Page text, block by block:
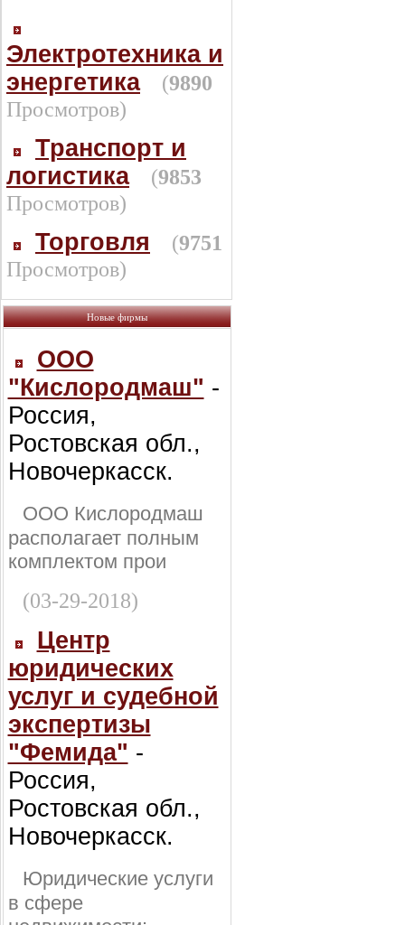
Электротехника и
энергетика
(9890
Просмотров)
Транспорт и
логистика
(9853
Просмотров)
Торговля (9751
Просмотров)
Новые фирмы
ООО
"Кислородмаш" -
Россия,
Ростовская обл.,
Новочеркасск.
ООО Кислородмаш
располагает полным
комплектом прои
(03-29-2018)
Центр
юридических
услуг и судебной
экспертизы
"Фемида" -
Россия,
Ростовская обл.,
Новочеркасск.
Юридические услуги
в сфере